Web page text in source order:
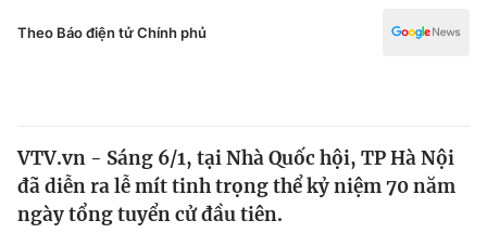
Thế giới
Đời sống
Theo Báo điện tử Chính phủ
VTV.vn - Sáng 6/1, tại Nhà Quốc hội, TP Hà Nội
đã diễn ra lễ mít tinh trọng thể kỷ niệm 70 năm
ngày tổng tuyển cử đầu tiên.